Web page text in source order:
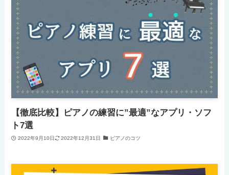
【徹底比較】ピアノの練習に”最適”なアプリ・ソフ
ト7選
2022年9月10日 2022年12月31日 ピアノのコツ